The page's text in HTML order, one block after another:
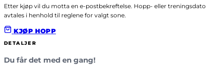
Etter kjøp vil du motta en e-postbekreftelse. Hopp- eller treningsdato
avtales i henhold til reglene for valgt sone.
KJØP HOPP
DETALJER
Du får det med en gang!